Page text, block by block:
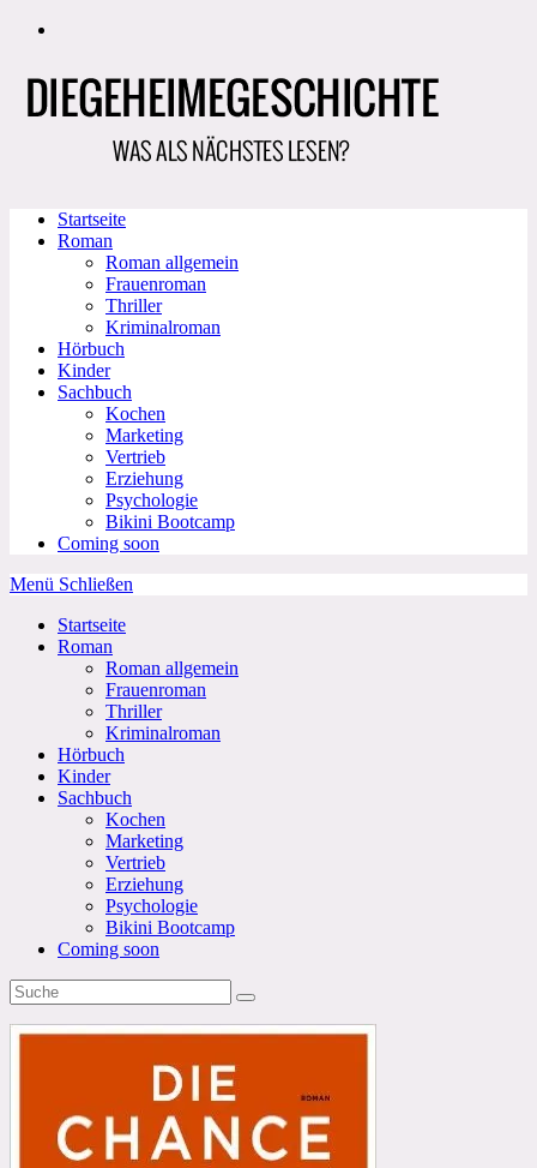
Zum
Startseite
Roman
Roman allgemein
Frauenroman
Thriller
Kriminalroman
Hörbuch
Kinder
Sachbuch
Kochen
Marketing
Vertrieb
Erziehung
Psychologie
Bikini Bootcamp
Coming soon
Menü Schließen
Startseite
Roman
Roman allgemein
Frauenroman
Thriller
Kriminalroman
Hörbuch
Kinder
Sachbuch
Kochen
Marketing
Vertrieb
Erziehung
Psychologie
Bikini Bootcamp
Coming soon